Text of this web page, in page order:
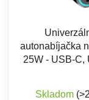
autonabíjačka
25W - USB-C,
Skladom